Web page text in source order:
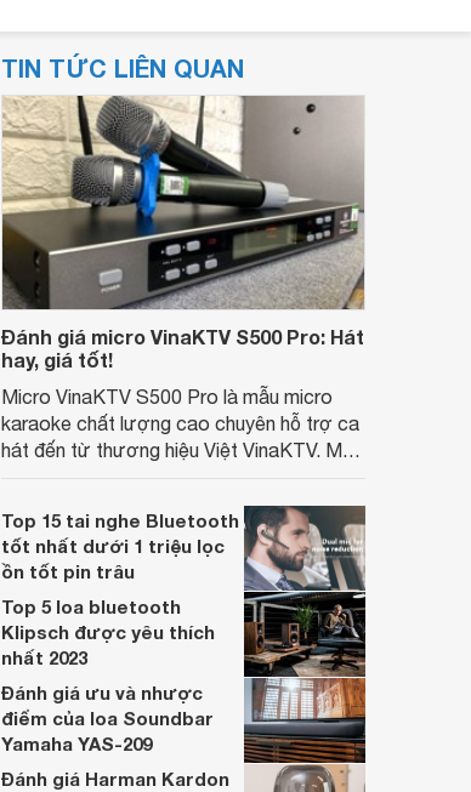
TIN TỨC LIÊN QUAN
Đánh giá micro VinaKTV S500 Pro: Hát
hay, giá tốt!
Micro VinaKTV S500 Pro là mẫu micro
karaoke chất lượng cao chuyên hỗ trợ ca
hát đến từ thương hiệu Việt VinaKTV. Mẫu
người dùng đánh giá tốt về cả chất lượng
và giá thành. Sản phẩm là một trong
những sự lựa chọn tuyệt vời để kết hợp
với các hệ thống âm thanh hiện
Top 15 tai nghe Bluetooth
tốt nhất dưới 1 triệu lọc
ồn tốt pin trâu
Top 5 loa bluetooth
Klipsch được yêu thích
nhất 2023
Đánh giá ưu và nhược
điểm của loa Soundbar
Yamaha YAS-209
Đánh giá Harman Kardon